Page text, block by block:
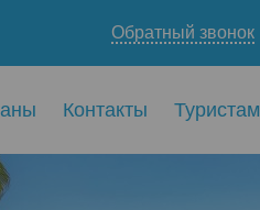
Обратный звонок
Контакты Туристам